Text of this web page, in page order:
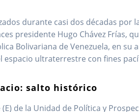
durante casi dos décadas por
presidente Hugo Chávez Frías,
Bolivariana de Venezuela, en
espacio ultraterrestre con fines
salto histórico
de la Unidad de Política y